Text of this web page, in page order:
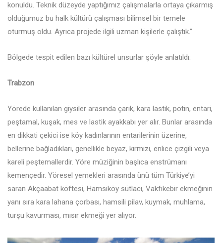
konuldu. Teknik düzeyde yaptığımız çalışmalarla ortaya çıkarmış
olduğumuz bu halk kültürü çalışması bilimsel bir temele
oturmuş oldu. Ayrıca projede ilgili uzman kişilerle çalıştık.”
Bölgede tespit edilen bazı kültürel unsurlar şöyle anlatıldı:
Trabzon
Yörede kullanılan giysiler arasında çarık, kara lastik, potin, entari,
peştamal, kuşak, mes ve lastik ayakkabı yer alır. Bunlar arasında
en dikkati çekici ise köy kadınlarının entarilerinin üzerine,
bellerine bağladıkları, genellikle beyaz, kırmızı, enlice çizgili veya
kareli peştemallerdir. Yöre müziğinin başlıca enstrümanı
kemençedir. Yöresel yemekleri arasında ünü tüm Türkiye’yi
saran Akçaabat köftesi, Hamsiköy sütlacı, Vakfıkebir ekmeğinin
yanı sıra kara lahana çorbası, hamsili pilav, kuymak, muhlama,
turşu kavurması, mısır ekmeği yer alıyor.